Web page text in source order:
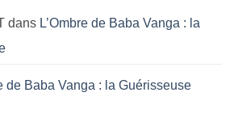
dans L’Ombre de Baba Vanga : la
de Baba Vanga : la Guérisseuse